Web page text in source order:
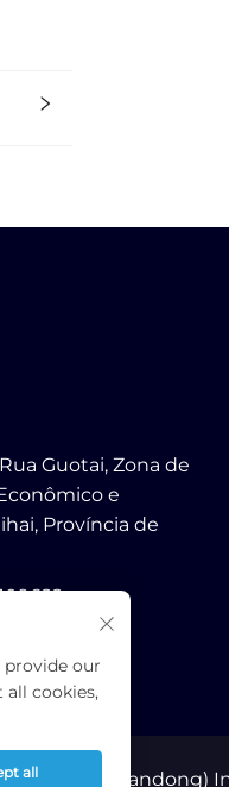
Guotai, Zona de
e
Província de
Runhao (Shandong)
provide our
all cookies,
all